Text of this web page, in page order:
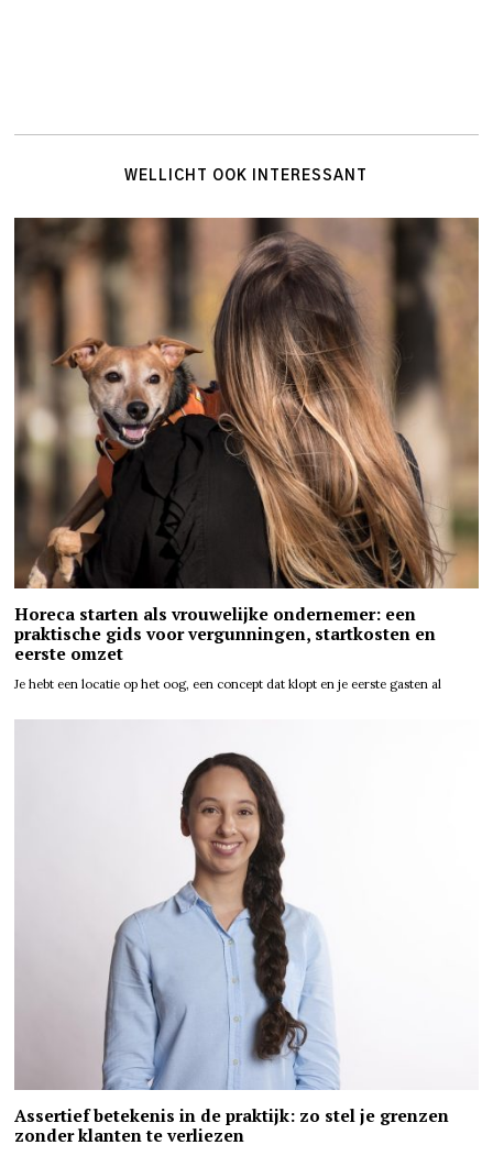
WELLICHT OOK INTERESSANT
Horeca starten als vrouwelijke ondernemer: een
praktische gids voor vergunningen, startkosten en
eerste omzet
Je hebt een locatie op het oog, een concept dat klopt en je eerste gasten al
Assertief betekenis in de praktijk: zo stel je grenzen
zonder klanten te verliezen